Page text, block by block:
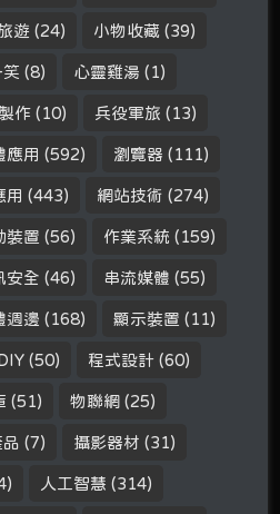
遊 (24) 小物收藏 (39)
笑 (8) 心靈雞湯 (1)
作 (10) 兵役軍旅 (13)
應用 (592) 瀏覽器 (111)
用 (443) 網站技術 (274)
裝置 (56) 作業系統 (159)
安全 (46) 串流媒體 (55)
週邊 (168) 顯示裝置 (11)
(50) 程式設計 (60)
(51) 物聯網 (25)
品 (7) 攝影器材 (31)
人工智慧 (314)